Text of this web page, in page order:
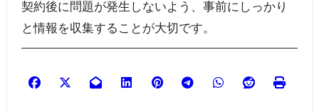
契約後に問題が発生しないよう、事前にしっかり
と情報を収集することが大切です。